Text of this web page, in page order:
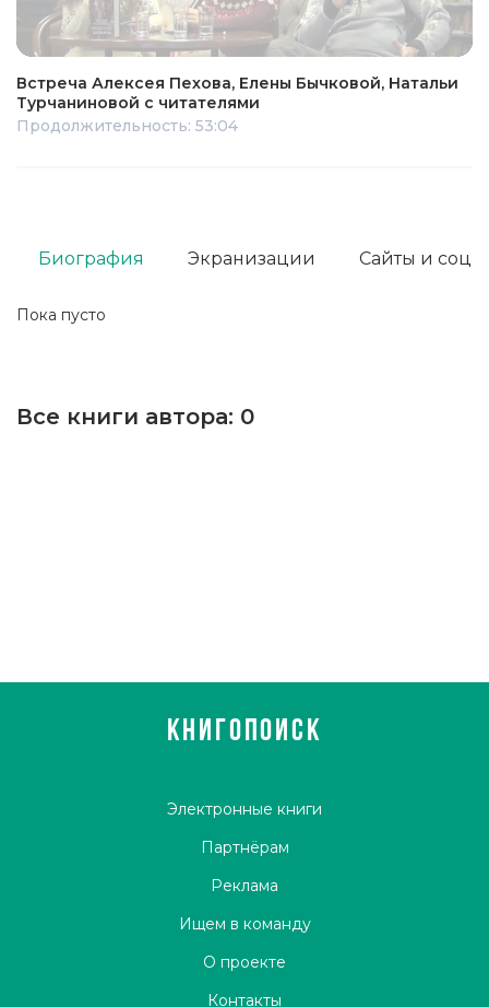
Встреча Алексея Пехова, Елены Бычковой, Натальи
Турчаниновой с читателями
Продолжительность: 53:04
Пока пусто
Биография Экранизации Сайты и соц.
Все книги автора: 0
КНИГОПОИСК
Электронные книги
Партнёрам
Реклама
Ищем в команду
О проекте
Контакты